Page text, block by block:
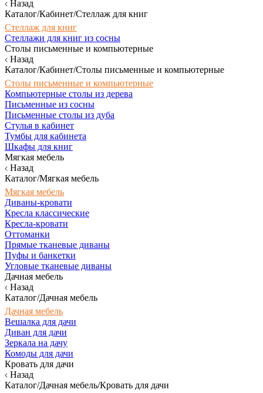
Назад
Каталог/Кабинет/Стеллаж для книг
Стеллаж для книг
Стеллажи для книг из сосны
Столы письменные и компьютерные
Назад
Каталог/Кабинет/Столы письменные и компьютерные
Столы письменные и компьютерные
Компьютерные столы из дерева
Письменные из сосны
Письменные столы из дуба
Стулья в кабинет
Тумбы для кабинета
Шкафы для книг
Мягкая мебель
Назад
Каталог/Мягкая мебель
Мягкая мебель
Диваны-кровати
Кресла классические
Кресла-кровати
Оттоманки
Прямые тканевые диваны
Пуфы и банкетки
Угловые тканевые диваны
Дачная мебель
Назад
Каталог/Дачная мебель
Дачная мебель
Вешалка для дачи
Диван для дачи
Зеркала на дачу
Комоды для дачи
Кровать для дачи
Назад
Каталог/Дачная мебель/Кровать для дачи